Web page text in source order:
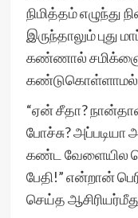
நிமித்தம்
இருந்தாலும் புது
கண்ணால்
கண்டுகொள்ளாமல்
“ஏன் சீதா?
போச்சு?
கண்ட வேளையில
பேதி!” என்றான்
செய்த